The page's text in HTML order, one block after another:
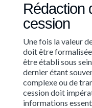
Rédaction
cession
Une fois la valeur
doit être
être établi sous
dernier étant
complexe ou de
cession doit
informations